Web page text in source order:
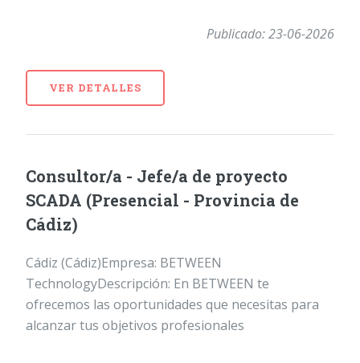
Publicado: 23-06-2026
VER DETALLES
Consultor/a - Jefe/a de proyecto
SCADA (Presencial - Provincia de
Cádiz)
Cádiz (Cádiz)Empresa: BETWEEN
TechnologyDescripción: En BETWEEN te
ofrecemos las oportunidades que necesitas para
alcanzar tus objetivos profesionales